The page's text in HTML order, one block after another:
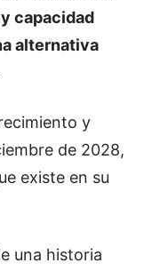
capacidad
alternativa
y
de 2028,
existe en su
una historia